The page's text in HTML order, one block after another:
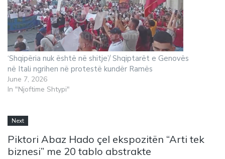
‘Shqipëria nuk është në shitje’/ Shqiptarët e Genovës
në Itali ngrihen në protestë kundër Ramës
June 7, 2026
In "Njoftime Shtypi"
Next
Piktori Abaz Hado çel ekspozitën “Arti tek
biznesi” me 20 tablo abstrakte